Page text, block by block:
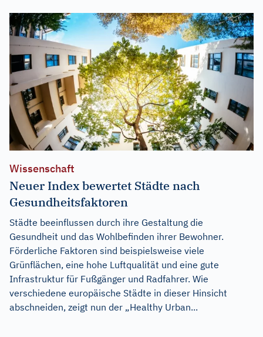
Wissenschaft
Neuer Index bewertet Städte nach
Gesundheitsfaktoren
Städte beeinflussen durch ihre Gestaltung die
Gesundheit und das Wohlbefinden ihrer Bewohner.
Förderliche Faktoren sind beispielsweise viele
Grünflächen, eine hohe Luftqualität und eine gute
Infrastruktur für Fußgänger und Radfahrer. Wie
verschiedene europäische Städte in dieser Hinsicht
abschneiden, zeigt nun der „Healthy Urban...